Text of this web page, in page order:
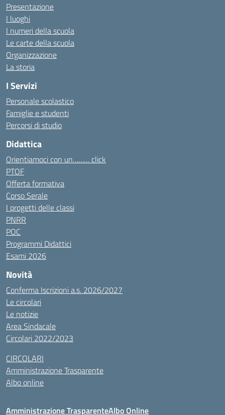
Presentazione
I luoghi
I numeri della scuola
Le carte della scuola
Organizzazione
La storia
I Servizi
Personale scolastico
Famiglie e studenti
Percorsi di studio
Didattica
Orientiamoci con un……… click
PTOF
Offerta formativa
Corso Serale
I progetti delle classi
PNRR
POC
Programmi Didattici
Esami 2026
Novità
Conferma Iscrizioni a.s. 2026/2027
Le circolari
Le notizie
Area Sindacale
Circolari 2022/2023
CIRCOLARI
Amministrazione Trasparente
Albo online
Amministrazione TrasparenteAlbo Online